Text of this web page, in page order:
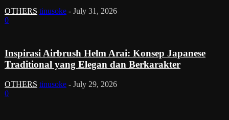
OTHERS tinusoke - July 31, 2026
0
Inspirasi Airbrush Helm Arai: Konsep Japanese
Traditional yang Elegan dan Berkarakter
OTHERS tinusoke - July 29, 2026
0